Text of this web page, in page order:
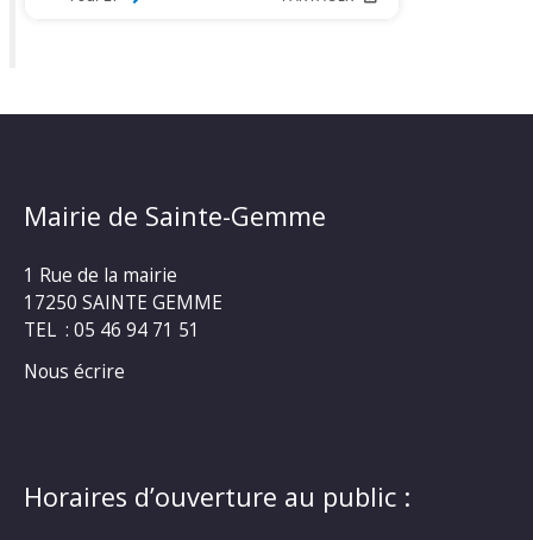
Mairie de Sainte-Gemme
1 Rue de la mairie
17250 SAINTE GEMME
TEL : 05 46 94 71 51
Nous écrire
Horaires d’ouverture au public :